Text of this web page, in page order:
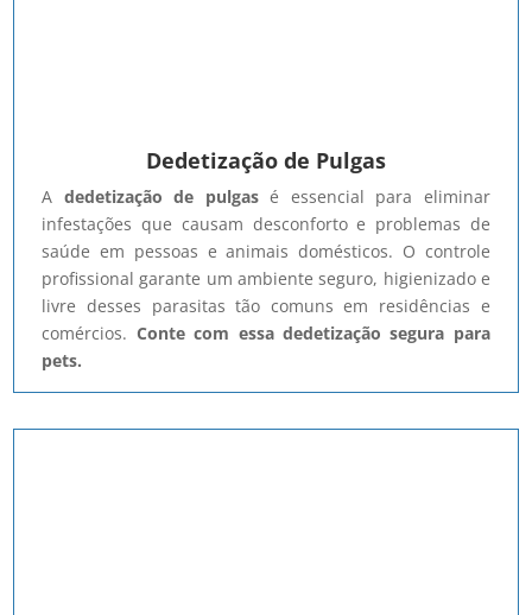
Dedetização de Pulgas
A dedetização de pulgasé essencial para eliminar
infestações que causam desconforto e problemas de
saúde em pessoas e animais domésticos. O controle
profissional garante um ambiente seguro, higienizado e
livre desses parasitas tão comuns em residências e
comércios. Conte com essa dedetização segura para
pets.